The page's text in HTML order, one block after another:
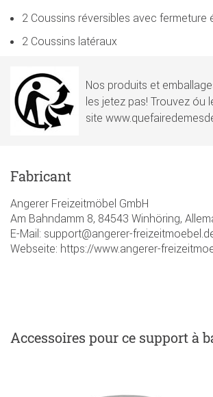
2 Coussins réversibles avec fermeture
2 Coussins latéraux
Nos produits et
les jetez pas! Trouvez óu
site
Fabricant
Angerer Freizeitmöbel GmbH
Am Bahndamm 8, 84543 Winhöring,
E-Mail: support@angerer-
Webseite: https://www.angerer-
Accessoires pour ce support à